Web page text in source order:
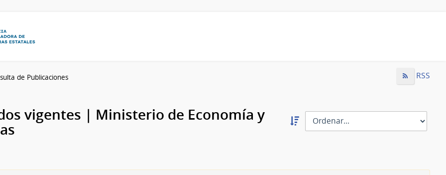
de Publicaciones RSS
vigentes | Ministerio de Economía y
Ordernar
descendente: